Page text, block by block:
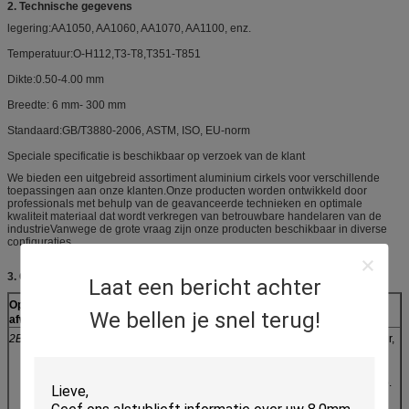
Laat een bericht achter
We bellen je snel terug!
2. Technische gegevens
legering:AA1050, AA1060, AA1070, AA1100, enz.
Temperatuur:O-H112,T3-T8,T351-T851
Dikte:0.50-4.00 mm
Breedte: 6 mm- 300 mm
Standaard:GB/T3880-2006, ASTM, ISO, EU-norm
Speciale specificatie is beschikbaar op verzoek van de klant
We bieden een uitgebreid assortiment aluminium cirkels voor verschillende
toepassingen aan onze klanten.Onze producten worden ontwikkeld door
professionals met behulp van de geavanceerde technieken en optimale
kwaliteit materiaal dat wordt verkregen van betrouwbare handelaren van de
industrieVanwege de grote vraag zijn onze producten beschikbaar in diverse
configuraties.
3. Oppervlak en toepassing:
Oppervlakte
afwerking
2B
Medische apparatuur,
keukengereedschap.